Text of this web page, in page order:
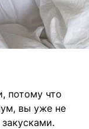
потому что
вы уже не